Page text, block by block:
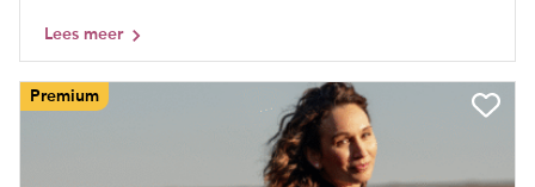
Lees meer
Premium